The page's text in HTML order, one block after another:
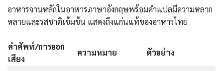
อาหารจานหลักในอาหารภาษาอังกฤษพร้อมคําแปลมีความหลาก
หลายและรสชาติเข้มข้น แสดงถึงแก่นแท้ของอาหารไทย
คำศัพท์/การออก
เสียง
ความหมาย ตัวอย่าง